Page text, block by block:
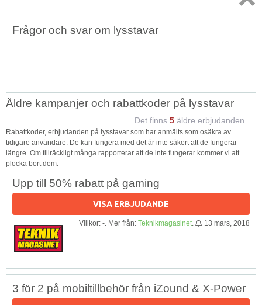
Topp
Frågor och svar om lysstavar
Äldre kampanjer och rabattkoder på lysstavar
Det finns 5 äldre erbjudanden
Rabattkoder, erbjudanden på lysstavar som har anmälts som osäkra av
tidigare användare. De kan fungera med det är inte säkert att de fungerar
längre. Om tillräckligt många rapporterar att de inte fungerar kommer vi att
plocka bort dem.
Upp till 50% rabatt på gaming
VISA ERBJUDANDE
Villkor: -. Mer från: Teknikmagasinet 13 mars, 2018
3 för 2 på mobiltillbehör från iZound & X-Power